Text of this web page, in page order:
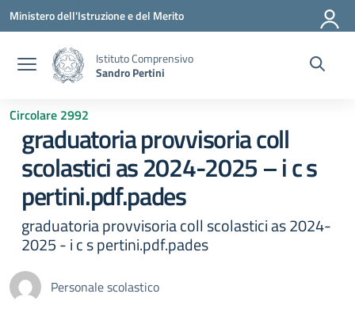
Vai ai contenuti
Vai al menu di navigazione
Vai al footer
Ministero dell'Istruzione e del Merito
Istituto Comprensivo
Sandro Pertini
Circolare 2992
graduatoria provvisoria coll
scolastici as 2024-2025 – i c s
pertini.pdf.pades
graduatoria provvisoria coll scolastici as 2024-
2025 - i c s pertini.pdf.pades
Personale scolastico